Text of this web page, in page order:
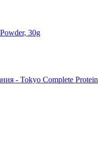
30g
- Tokyo Complete Protein